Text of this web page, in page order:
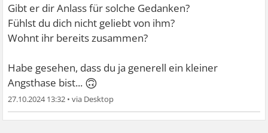
Gibt er dir Anlass für solche Gedanken?
Fühlst du dich nicht geliebt von ihm?
Wohnt ihr bereits zusammen?
Habe gesehen, dass du ja generell ein kleiner
Angsthase bist... 🙃
27.10.2024 13:32 •